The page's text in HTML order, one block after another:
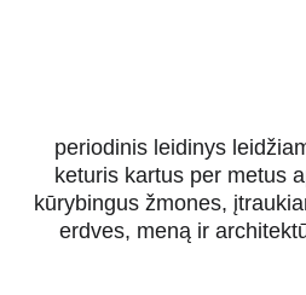
periodinis leidinys
keturis kartus per metus
kūrybingus žmones,
erdves, meną ir